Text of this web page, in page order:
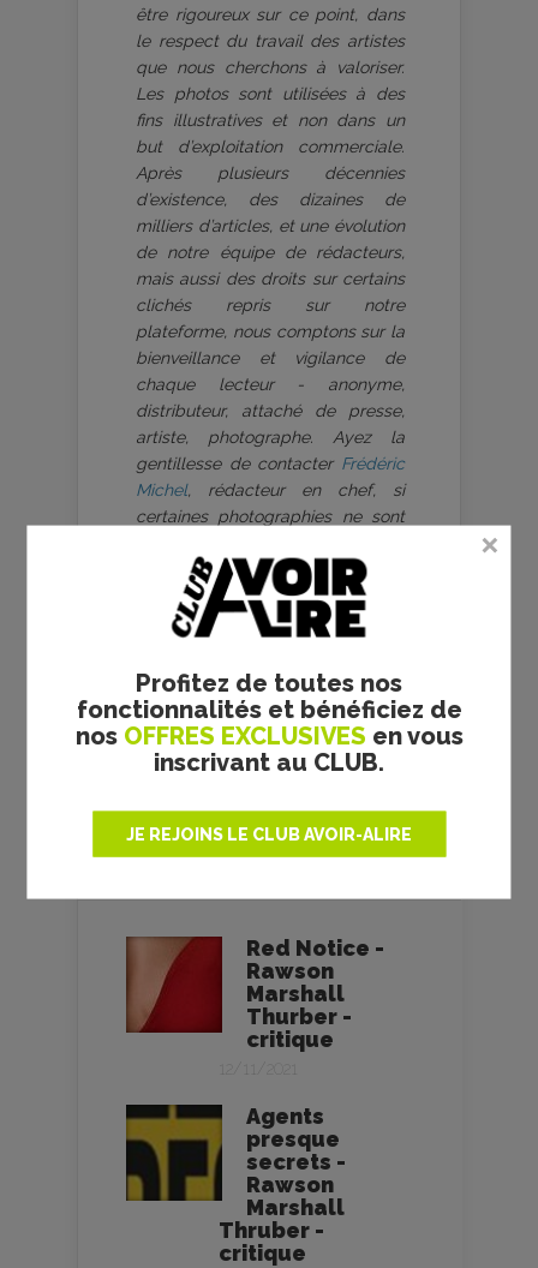
Profitez de toutes nos
fonctionnalités et bénéficiez de
nos OFFRES EXCLUSIVES en vous
inscrivant au CLUB.
JE REJOINS LE CLUB AVOIR-ALIRE
être rigoureux sur ce point, dans
le respect du travail des artistes
que nous cherchons à valoriser.
Les photos sont utilisées à des
fins illustratives et non dans un
but d’exploitation commerciale.
Après plusieurs décennies
d’existence, des dizaines de
milliers d’articles, et une évolution
de notre équipe de rédacteurs,
mais aussi des droits sur certains
clichés repris sur notre
plateforme, nous comptons sur la
bienveillance et vigilance de
chaque lecteur - anonyme,
distributeur, attaché de presse,
artiste, photographe. Ayez la
gentillesse de contacter Frédéric
Michel, rédacteur en chef, si
certaines photographies ne sont
les crédits doivent être modifiés
ou ajoutés. Nous nous engageons
à retirer toutes photos litigieuses.
RAWSON
MARSHALL
THURBER
Red Notice -
Rawson
Marshall
Thurber -
critique
12/11/2021
Agents
presque
secrets -
Rawson
Marshall
Thruber -
critique